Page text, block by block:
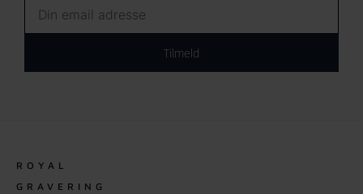
Email
Tilmeld
ROYAL
GRAVERING